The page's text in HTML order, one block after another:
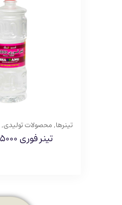
تینرها, محصولات تولیدی,
تینر فوری ۱۵۰۰۰ شبرنگ